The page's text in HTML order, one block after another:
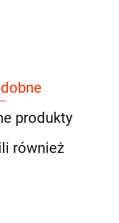
produkty
również